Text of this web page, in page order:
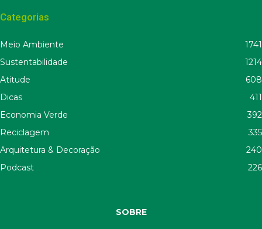
Categorias
Meio Ambiente
1741
Sustentabilidade
1214
Atitude
608
Dicas
411
Economia Verde
392
Reciclagem
335
Arquitetura & Decoração
240
Podcast
226
SOBRE